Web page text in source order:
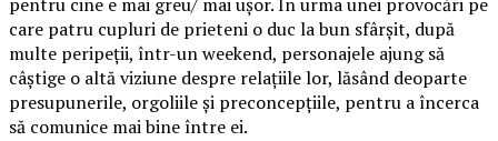
care patru cupluri de prieteni o duc la bun sfârșit, după
multe peripeții, într-un weekend, personajele ajung să
câștige o altă viziune despre relațiile lor, lăsând deoparte
presupunerile, orgoliile și preconcepțiile, pentru a încerca
să comunice mai bine între ei.